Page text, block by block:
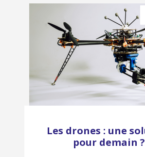
Les drones : une
pour demain ?